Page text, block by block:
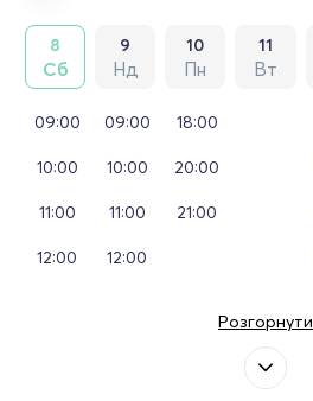
8
Сб
9
Нд
10
Пн
11
Вт
09:00
10:00
11:00
12:00
09:00
10:00
11:00
12:00
18:00
20:00
21:00
Розгорнути